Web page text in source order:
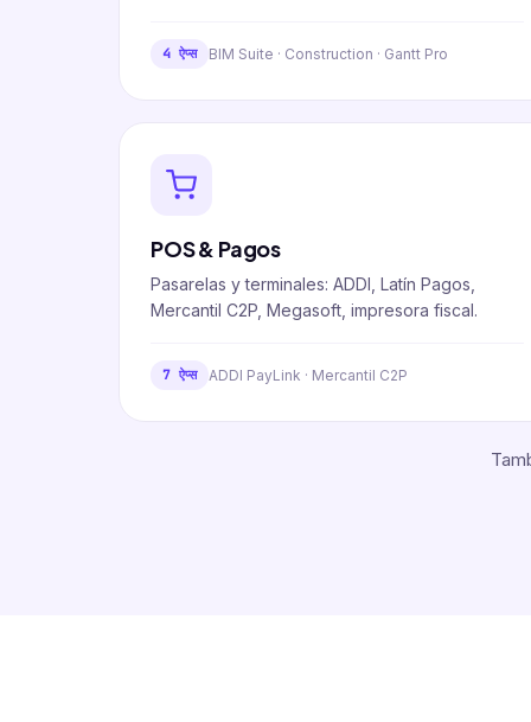
4 ऐप्स BIM Suite · Construction · Gantt Pro
POS & Pagos
Pasarelas y terminales: ADDI, Latín Pagos,
Mercantil C2P, Megasoft, impresora fiscal.
7 ऐप्स ADDI PayLink · Mercantil C2P